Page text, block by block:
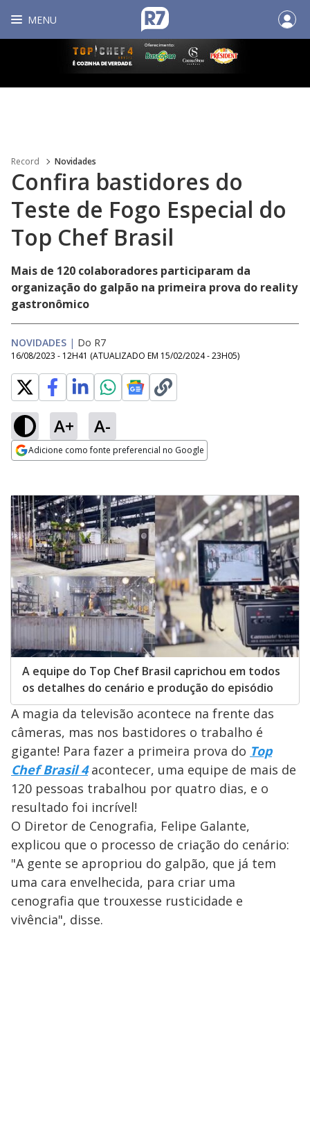
MENU
Record Novidades
Confira bastidores do
Teste de Fogo Especial do
Top Chef Brasil
Mais de 120 colaboradores participaram da
organização do galpão na primeira prova do reality
gastronômico
NOVIDADES | Do R7
16/08/2023 - 12H41 (ATUALIZADO EM 15/02/2024 - 23H05)
A+ A-
Adicione como fonte preferencial no Google
A equipe do Top Chef Brasil caprichou em todos
os detalhes do cenário e produção do episódio
A magia da televisão acontece na frente das
câmeras, mas nos bastidores o trabalho é
gigante! Para fazer a primeira prova do Top
Chef Brasil 4acontecer, uma equipe de mais de
120 pessoas trabalhou por quatro dias, e o
resultado foi incrível!
O Diretor de Cenografia, Felipe Galante,
explicou que o processo de criação do cenário:
"A gente se apropriou do galpão, que já tem
uma cara envelhecida, para criar uma
cenografia que trouxesse rusticidade e
vivência", disse.